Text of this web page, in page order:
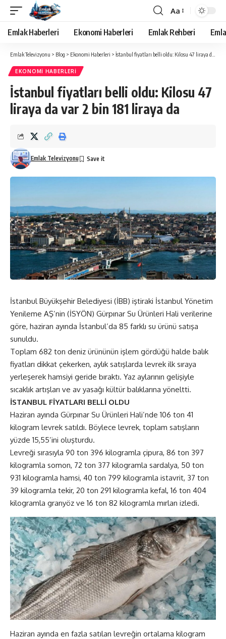
Yazı
Tipi
Boyutlandırıcı
Aa
Emlak Haberleri Ekonomi Haberleri Emlak Rehberi
Emlak Televizyonu > Blog > Ekonomi Haberleri > İstanbul fiyatları belli oldu: Kilosu 47 liraya da var 2 bin 181 liraya da
EKONOMI HABERLERI
İstanbul fiyatları belli oldu: Kilosu 47
liraya da var 2 bin 181 liraya da
Emlak Televizyonu
İstanbul Büyükşehir Belediyesi (İBB) iştiraki İstanbul Yönetim
Yenileme AŞ’nin (İSYÖN) Gürpınar Su Ürünleri Hali verilerine
göre, haziran ayında İstanbul’da 85 farklı su ürünü satışa
sunuldu.
Toplam 682 ton deniz ürününün işlem gördüğü halde balık
fiyatları dikkat çekerken, aylık satışlarda levrek ilk sıraya
yerleşerek hamsiyi geride bıraktı. Yaz aylarının gelişiyle
sıcaklık artışları ve av yasağı kültür balıklarına yöneltti.
İSTANBUL FİYATLARI BELLİ OLDU
Haziran ayında Gürpınar Su Ürünleri Hali’nde 106 ton 41
kilogram levrek satıldı. Böylece levrek, toplam satışların
yüzde 15,55’ini oluşturdu.
Levreği sırasıyla 90 ton 396 kilogramla çipura, 86 ton 397
kilogramla somon, 72 ton 377 kilogramla sardalya, 50 ton
931 kilogramla hamsi, 40 ton 799 kilogramla istavrit, 37 ton
39 kilogramla tekir, 20 ton 291 kilogramla kefal, 16 ton 404
kilogramla granyöz ve 16 ton 82 kilogramla mırlan izledi.
Haziran ayında en fazla satılan levreğin ortalama kilogram